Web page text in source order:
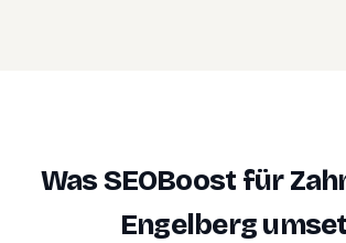
Was SEOBoost für
Engelberg